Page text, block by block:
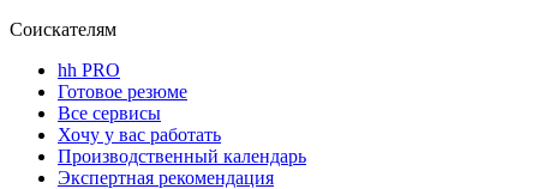
Соискателям
hh PRO
Готовое резюме
Все сервисы
Хочу у вас работать
Производственный календарь
Экспертная рекомендация